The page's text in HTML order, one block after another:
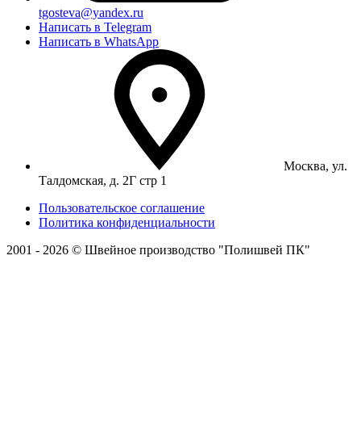
tgosteva@yandex.ru
Написать в Telegram
Написать в WhatsApp
Москва, ул.
Талдомская, д. 2Г стр 1
Пользовательское соглашение
Политика конфиденциальности
2001 - 2026 © Швейное производство "Полишвей ПК"